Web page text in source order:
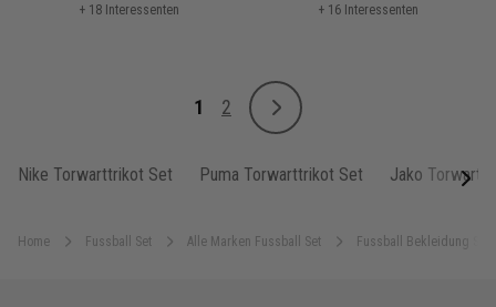
Home Fussball Set Alle Marken Fussball Set Fussball Bekleidung Set
+ 18 Interessenten + 16 Interessenten
Sie lesen gerade Seite
1
Seite
2
Weiter
Nike Torwarttrikot Set Puma Torwarttrikot Set
Jako